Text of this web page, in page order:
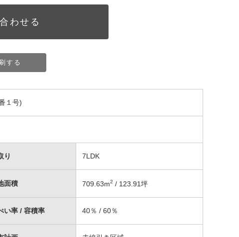
わせる
する
１号)
り 7LDK
面積 709.63m2 / 123.91坪
い率 / 容積率 40％ / 60％